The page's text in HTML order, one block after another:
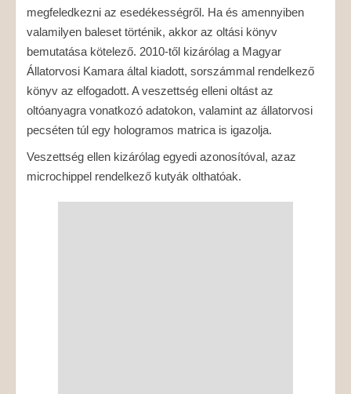
megfeledkezni az esedékességről. Ha és amennyiben
valamilyen baleset történik, akkor az oltási könyv
bemutatása kötelező. 2010-től kizárólag a Magyar
Állatorvosi Kamara által kiadott, sorszámmal rendelkező
könyv az elfogadott. A veszettség elleni oltást az
oltóanyagra vonatkozó adatokon, valamint az állatorvosi
pecséten túl egy hologramos matrica is igazolja.
Veszettség ellen kizárólag egyedi azonosítóval, azaz
microchippel rendelkező kutyák olthatóak.